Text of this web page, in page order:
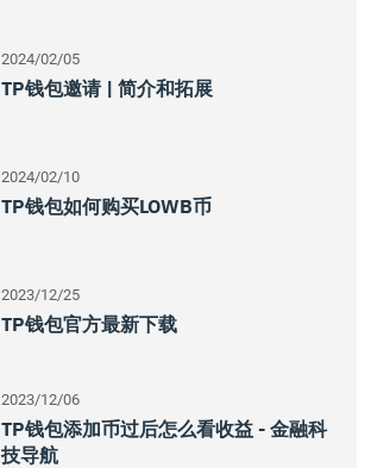
2024/02/05
TP钱包邀请 | 简介和拓展
2024/02/10
TP钱包如何购买LOWB币
2023/12/25
TP钱包官方最新下载
2023/12/06
TP钱包添加币过后怎么看收益 - 金融科
技导航